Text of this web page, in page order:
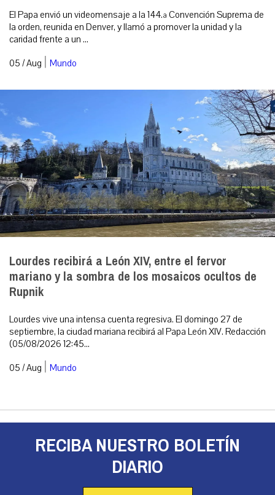
El Papa envió un videomensaje a la 144.ª Convención Suprema de
la orden, reunida en Denver, y llamó a promover la unidad y la
caridad frente a un ...
05 / Aug | Mundo
Lourdes recibirá a León XIV, entre el fervor
mariano y la sombra de los mosaicos ocultos de
Rupnik
Lourdes vive una intensa cuenta regresiva. El domingo 27 de
septiembre, la ciudad mariana recibirá al Papa León XIV. Redacción
(05/08/2026 12:45...
05 / Aug | Mundo
RECIBA NUESTRO BOLETÍN
DIARIO